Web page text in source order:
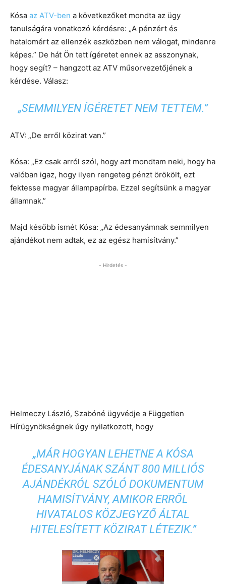
Kósa az ATV-ben a következőket mondta az ügy
tanulságára vonatkozó kérdésre: „A pénzért és
hatalomért az ellenzék eszközben nem válogat, mindenre
képes.” De hát Ön tett ígéretet ennek az asszonynak,
hogy segít? – hangzott az ATV műsorvezetőjének a
kérdése. Válasz:
„SEMMILYEN ÍGÉRETET NEM TETTEM.”
ATV: „De erről közirat van.”
Kósa: „Ez csak arról szól, hogy azt mondtam neki, hogy ha
valóban igaz, hogy ilyen rengeteg pénzt örökölt, ezt
fektesse magyar állampapírba. Ezzel segítsünk a magyar
államnak.”
Majd később ismét Kósa: „Az édesanyámnak semmilyen
ajándékot nem adtak, ez az egész hamisítvány.”
- Hirdetés -
Helmeczy László, Szabóné ügyvédje a Független
Hírügynökségnek úgy nyilatkozott, hogy
„MÁR HOGYAN LEHETNE A KÓSA
ÉDESANYJÁNAK SZÁNT 800 MILLIÓS
AJÁNDÉKRÓL SZÓLÓ DOKUMENTUM
HAMISÍTVÁNY, AMIKOR ERRŐL
HIVATALOS KÖZJEGYZŐ ÁLTAL
HITELESÍTETT KÖZIRAT LÉTEZIK.”